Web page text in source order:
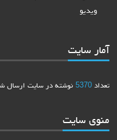
در سایت ارسال شده است و